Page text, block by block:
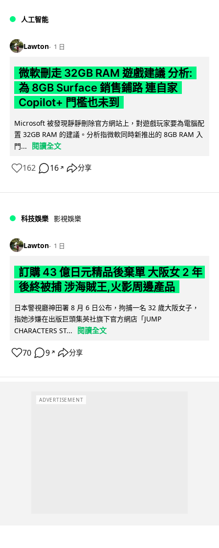
人工智能
Lawton 1 日
微軟刪走 32GB RAM 遊戲建議 分析:
為 8GB Surface 銷售鋪路 連自家
Copilot+ 門檻也未到
Microsoft 被發現靜靜刪除官方網站上，對遊戲玩家要為電腦配
置 32GB RAM 的建議。分析指微軟同時新推出的 8GB RAM 入
門...
閱讀全文
162 16 ↗ 分享
科技娛樂 影視娛樂
Lawton 1 日
訂購 43 億日元精品後棄單 大阪女 2 年
後終被捕 涉海賊王,火影周邊產品
日本警視廳神田署 8 月 6 日公布，拘捕一名 32 歲大阪女子，
指她涉嫌在出版巨頭集英社旗下官方網店「JUMP
CHARACTERS ST...
閱讀全文
70 9 ↗ 分享
ADVERTISEMENT